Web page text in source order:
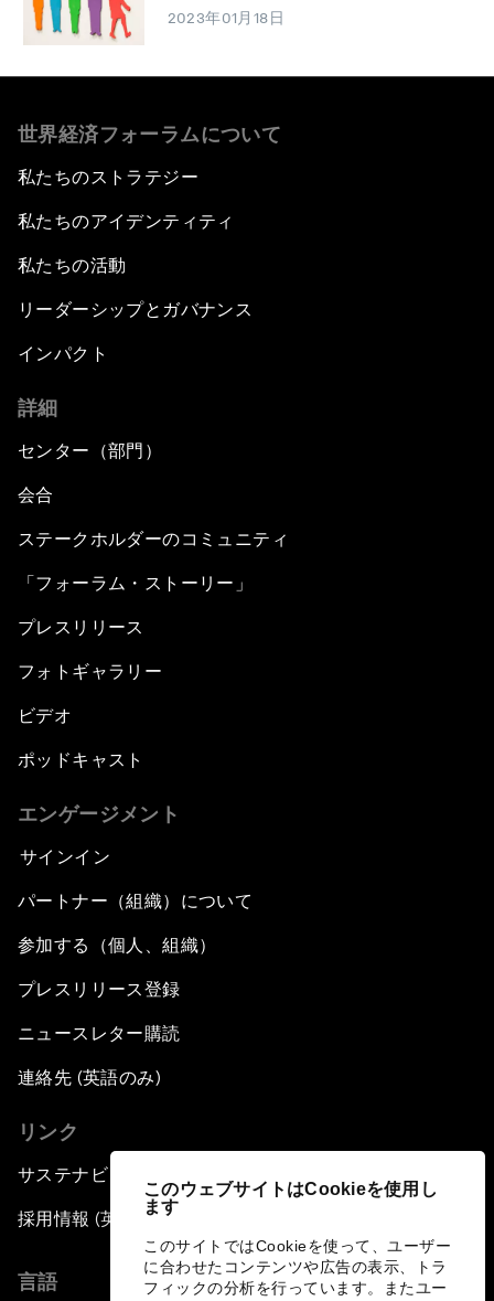
このウェブサイトはCookieを使用し
ます
このサイトではCookieを使って、ユーザー
に合わせたコンテンツや広告の表示、トラ
フィックの分析を行っています。またユー
2023年01月18日
世界経済フォーラムについて
私たちのストラテジー
私たちのアイデンティティ
私たちの活動
リーダーシップとガバナンス
インパクト
詳細
センター（部門）
会合
ステークホルダーのコミュニティ
「フォーラム・ストーリー」
プレスリリース
フォトギャラリー
ビデオ
ポッドキャスト
エンゲージメント
サインイン
パートナー（組織）について
参加する（個人、組織）
プレスリリース登録
ニュースレター購読
連絡先 (英語のみ)
リンク
サステナビリティへの取り組み
採用情報 (英語のみ)
言語